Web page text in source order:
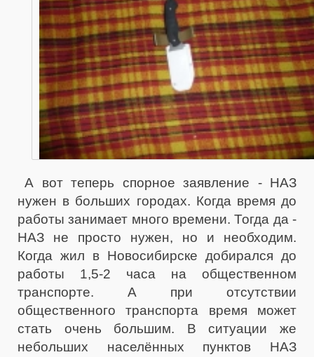
А вот теперь спорное заявление - НАЗ
нужен в больших городах. Когда время до
работы занимает много времени. Тогда да -
НАЗ не просто нужен, но и необходим.
Когда жил в Новосибирске добирался до
работы 1,5-2 часа на общественном
транспорте. А при отсутствии
общественного транспорта время может
стать очень большим. В ситуации же
небольших населённых пунктов НАЗ